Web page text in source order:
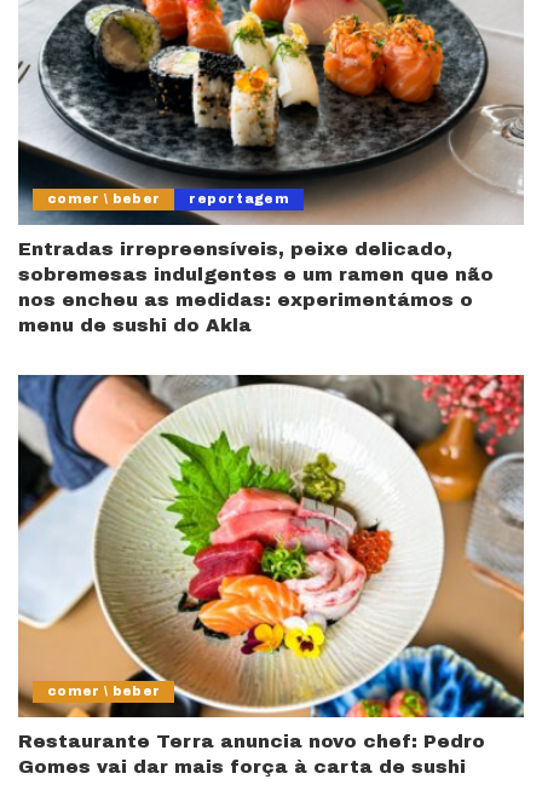
comer \ beber reportagem
Entradas irrepreensíveis, peixe delicado,
sobremesas indulgentes e um ramen que não
nos encheu as medidas: experimentámos o
menu de sushi do Akla
comer \ beber
Restaurante Terra anuncia novo chef: Pedro
Gomes vai dar mais força à carta de sushi